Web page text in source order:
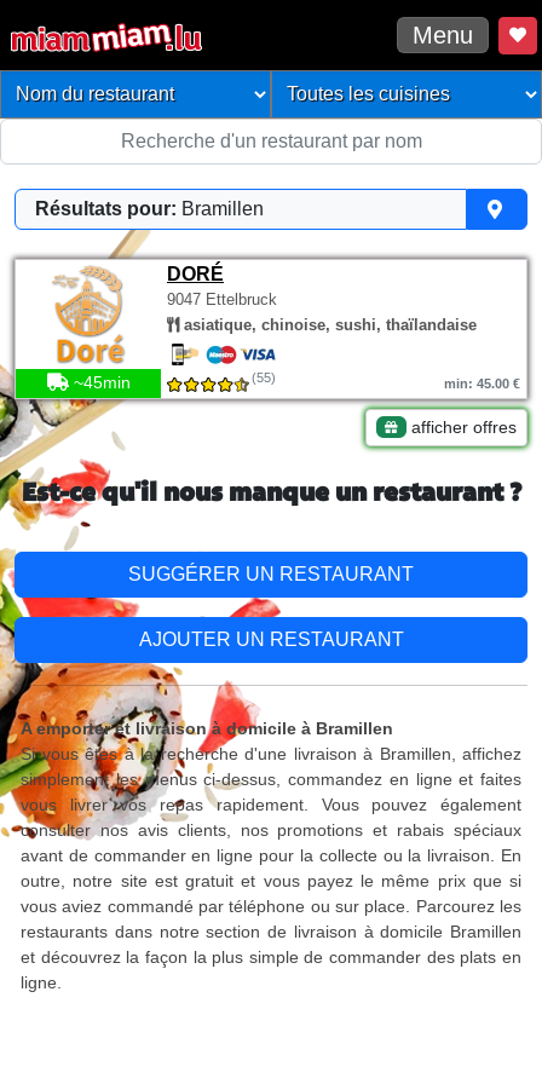
Menu
Résultats pour: Bramillen
DORÉ
9047 Ettelbruck
asiatique, chinoise, sushi, thaïlandaise
~45min (55) min: 45.00 €
afficher offres
Est-ce qu'il nous manque un restaurant ?
SUGGÉRER UN RESTAURANT
AJOUTER UN RESTAURANT
A emporter et livraison à domicile à Bramillen
Si vous êtes à la recherche d'une livraison à Bramillen, affichez
simplement les menus ci-dessus, commandez en ligne et faites
vous livrer vos repas rapidement. Vous pouvez également
consulter nos avis clients, nos promotions et rabais spéciaux
avant de commander en ligne pour la collecte ou la livraison. En
outre, notre site est gratuit et vous payez le même prix que si
vous aviez commandé par téléphone ou sur place. Parcourez les
restaurants dans notre section de livraison à domicile Bramillen
et découvrez la façon la plus simple de commander des plats en
ligne.